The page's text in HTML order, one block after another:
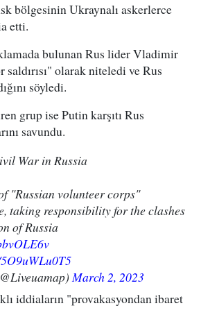
bölgesinin Ukraynalı askerlerce
etti.
bulunan Rus lider Vladimir
olarak niteledi ve Rus
söyledi.
grup ise Putin karşıtı Rus
savundu.
War in Russia
"Russian volunteer corps"
taking responsibility for the clashes
of Russia
March 2, 2023
iddiaların "provakasyondan ibaret